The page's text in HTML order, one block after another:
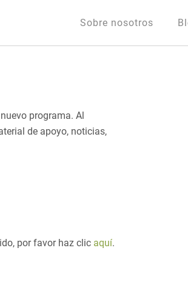
Sobre nosotros
programa. Al
de apoyo, noticias,
por favor haz clic aquí.